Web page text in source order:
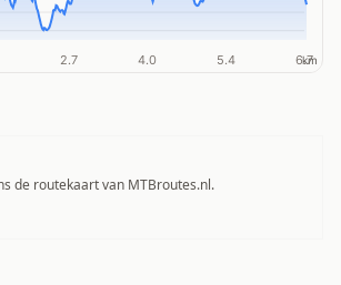
de routekaart van MTBroutes.nl.